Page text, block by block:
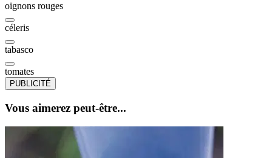
oignons rouges
céleris
tabasco
tomates
PUBLICITÉ
Vous aimerez peut-être...